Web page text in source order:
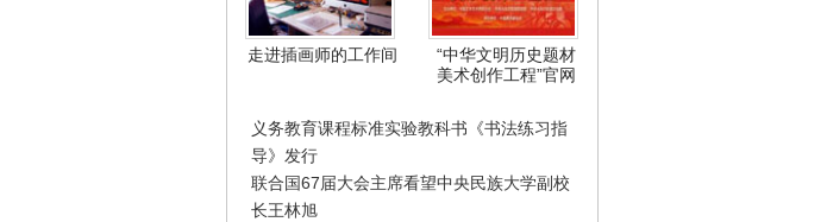
走进插画师的工作间
“中华文明历史题材
美术创作工程”官网
义务教育课程标准实验教科书《书法练习指
导》发行
联合国67届大会主席看望中央民族大学副校
长王林旭